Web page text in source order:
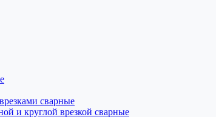
сварные
и круглой врезкой сварные